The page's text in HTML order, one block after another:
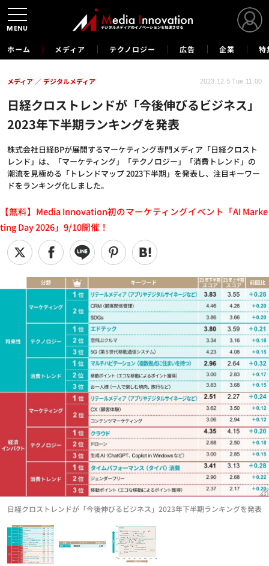
ホーム メディア テクノロジー 広告 企業 特
日経クロストレンドが「今後伸びるビジネス」
2023年下半期ランキングを発表
株式会社日経BPが展開するマーケティング専門メディア「日経クロスト
レンド」は、「マーケティング」「テクノロジー」「消費トレンド」の
潮流を見極める「トレンドマップ 2023下半期」を発表し、注目キーワー
ドをランキング化しました。
メディア デジタルメディア 2023.12.5 Tue 11:00
【無料】Media Innovation初のマーケティングイベント「AI Marke
ting Day 2026」9/10開催！
日経クロストレンドが「今後伸びるビジネス」2023年下半期ランキングを発表
MENU